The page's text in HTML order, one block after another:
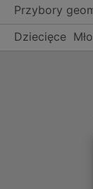
Przybory
Dziecięce